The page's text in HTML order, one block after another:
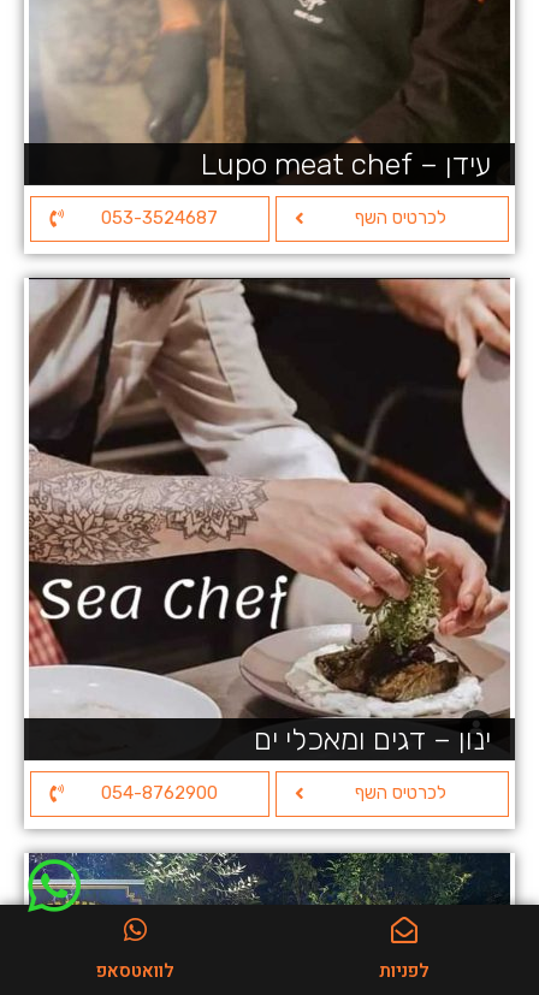
עידן – Lupo meat chef
לכרטיס השף 053-3524687
ינון – דגים ומאכלי ים
לכרטיס השף 054-8762900
לפניות לוואטסאפ